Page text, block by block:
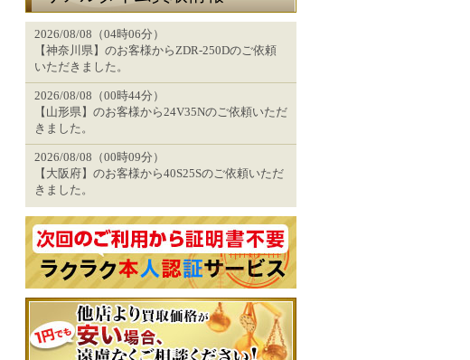
2026/08/08（04時06分）
【神奈川県】のお客様からZDR-250Dのご依頼
いただきました。
2026/08/08（00時44分）
【山形県】のお客様から24V35Nのご依頼いただ
きました。
2026/08/08（00時09分）
【大阪府】のお客様から40S25Sのご依頼いただ
きました。